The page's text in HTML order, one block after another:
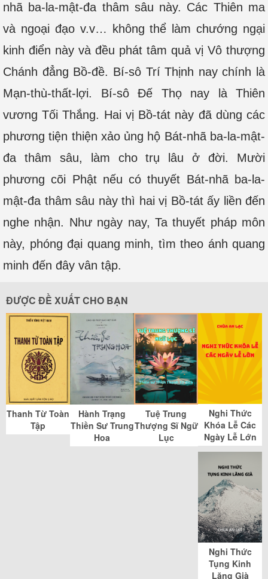
nhã ba-la-mật-đa thâm sâu này. Các Thiên ma
và ngoại đạo v.v… không thể làm chướng ngại
kinh điển này và đều phát tâm quả vị Vô thượng
Chánh đẳng Bồ-đề. Bí-sô Trí Thịnh nay chính là
Mạn-thù-thất-lợi. Bí-sô Ðế Thọ nay là Thiên
vương Tối Thắng. Hai vị Bồ-tát này đã dùng các
phương tiện thiện xảo ủng hộ Bát-nhã ba-la-mật-
đa thâm sâu, làm cho trụ lâu ở đời. Mười
phương cõi Phật nếu có thuyết Bát-nhã ba-la-
mật-đa thâm sâu này thì hai vị Bồ-tát ấy liền đến
nghe nhận. Như ngày nay, Ta thuyết pháp môn
này, phóng đại quang minh, tìm theo ánh quang
minh đến đây vân tập.
ĐƯỢC ĐỀ XUẤT CHO BẠN
Thanh Từ Toàn
Tập
Hành Trạng
Thiền Sư Trung
Hoa
Tuệ Trung
Thượng Sĩ Ngữ
Lục
Nghi Thức
Khóa Lễ Các
Ngày Lễ Lớn
Nghi Thức
Tụng Kinh
Lăng Già